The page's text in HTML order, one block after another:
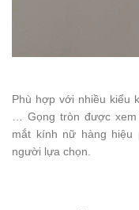
Phù hợp với nhiều kiểu
… Gọng tròn được
mắt kính nữ hàng hiệu
người lựa chọn.